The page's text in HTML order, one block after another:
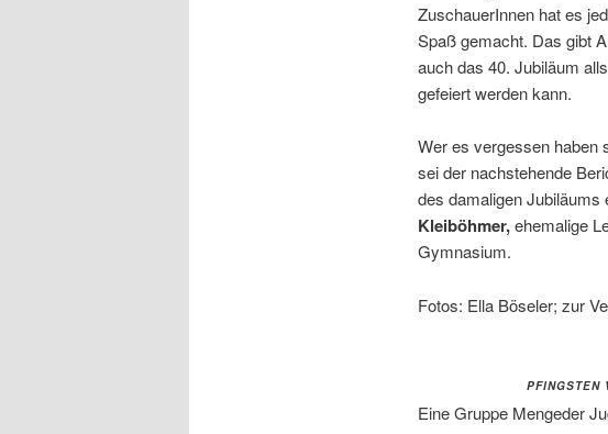
ZuschauerInnen hat es
Spaß gemacht. Das gibt
auch das 40. Jubiläum
gefeiert werden kann.
Wer es vergessen haben
sei der nachstehende
des damaligen Jubiläums
Kleiböhmer,ehemalige
Gymnasium.
Fotos: Ella Böseler; zur
PFINGSTEN
Eine Gruppe Mengeder